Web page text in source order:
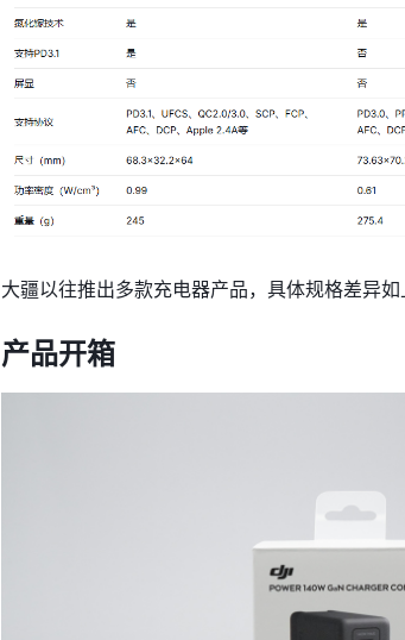
大疆以往推出多款充电器产品，具体规格差异如
产品开箱